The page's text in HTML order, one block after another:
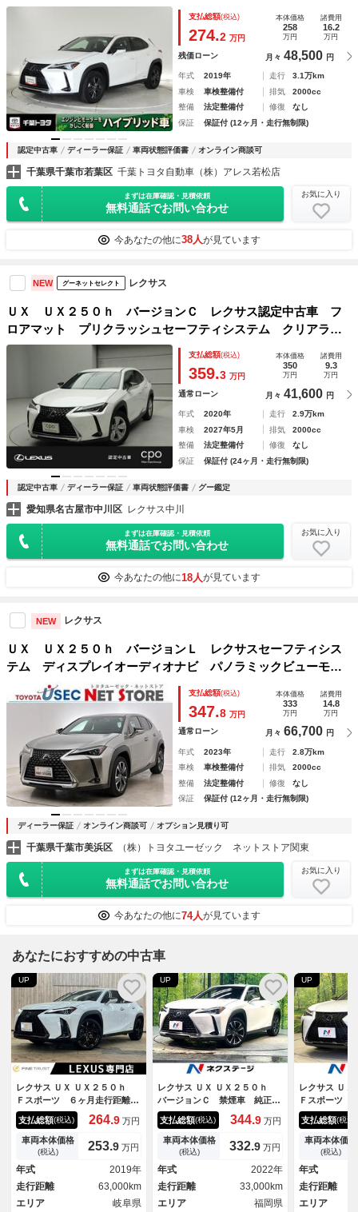
ドランプ 記録簿 キーレス ＣＤ 盗難防止装置 ハイブリ
ッド オートクルーズコントロール メモリーナビ フルセグ
支払総額(税込)
274.2 万円
本体価格
258
万円
諸費用
16.2
万円
残価ローン 月々 48,500 円
年式 2019年 走行
3.1万km
車検
車検整備付 排気
2000cc
整備
法定整備付 修復
なし
保証
保証付 (12ヶ月・走行無制限)
認定中古車 ディーラー保証 車両状態評価書 オンライン商談可
千葉県千葉市若葉区 千葉トヨタ自動車（株）アレス若松店
まずは在庫確認・見積依頼
無料通話でお問い合わせ
お気に入り
今あなたの他に38人が見ています
NEW グーネットセレクト レクサス
ＵＸ ＵＸ２５０ｈ バージョンＣ レクサス認定中古車 フ
ロアマット プリクラッシュセーフティシステム クリアラン
スソナー ブラインドスポットモニター パワーバックドア
フロントシートヒーター ドライブレコーダー前後（汎用）
支払総額(税込)
359.3 万円
本体価格
350
万円
諸費用
9.3
万円
通常ローン 月々 41,600 円
年式 2020年 走行
2.9万km
車検
2027年5月 排気
2000cc
整備
法定整備付 修復
なし
保証
保証付 (24ヶ月・走行無制限)
認定中古車 ディーラー保証 車両状態評価書 グー鑑定
愛知県名古屋市中川区 レクサス中川
まずは在庫確認・見積依頼
無料通話でお問い合わせ
お気に入り
今あなたの他に18人が見ています
NEW レクサス
ＵＸ ＵＸ２５０ｈ バージョンＬ レクサスセーフティシス
テム ディスプレイオーディオナビ パノラミックビューモニ
ター 本革シート ＬＥＤライト ＥＴＣ２．０ 社外前後ド
ラレコ パドルシフト ステアリングヒーター ベンチレーシ
支払総額(税込)
347.8 万円
本体価格
333
万円
諸費用
14.8
万円
通常ローン 月々 66,700 円
年式 2023年 走行
2.8万km
車検
車検整備付 排気
2000cc
整備
法定整備付 修復
なし
保証
保証付 (12ヶ月・走行無制限)
ディーラー保証 オンライン商談可 オプション見積り可
千葉県千葉市美浜区 （株）トヨタユーゼック ネットストア関東
まずは在庫確認・見積依頼
無料通話でお問い合わせ
お気に入り
今あなたの他に74人が見ています
あなたにおすすめの中古車
UP
レクサス ＵＸ ＵＸ２５０ｈ
Ｆスポーツ ６ヶ月走行距離無
制限保証付 本革シート ３眼
ＬＥＤヘッドライト レーダー
クルーズコントロール 純正１
０．３インチナビ 衝突軽減ブ
レーキ 禁煙車 Ｂｌｕｅｔｏ
ｏｔｈ シートヒーター パワ
ーシート
支払総額(税込) 264.9 万円
車両本体価格
(税込) 253.9 万円
年式
2019年
走行距離
63,000km
エリア
岐阜県
UP
レクサス ＵＸ ＵＸ２５０ｈ
バージョンＣ 禁煙車 純正１
０型ナビ 衝突軽減システム
レーダークルーズ 全周囲カメ
ラ フルセグ ドラレコ ＥＴ
Ｃ２．０ Ｂｌｕｅｔｏｏｔｈ
再生 シートヒーター メモリ
―シート ブラインドスポット
モニター
支払総額(税込) 344.9 万円
車両本体価格
(税込) 332.9 万円
年式
2022年
走行距離
33,000km
エリア
福岡県
UP
レクサス Ｕ
Ｆスポーツ
フ 衝突軽減
ビ バックカ
ＥＴＣ レー
ワーバック
サー シート
ーシート ス
ー ＬＥＤヘ
支払総額(税込)
車両本体価格
(税込)
年式
走行距離
エリア